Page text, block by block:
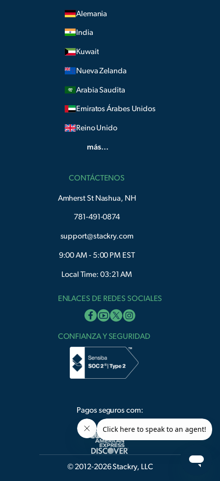
Alemania
India
Kuwait
Nueva Zelanda
Arabia Saudita
Emiratos Árabes Unidos
Reino Unido
más...
CONTÁCTENOS
Amherst St Nashua, NH
781-491-0874
support@stackry.com
9:00 AM - 5:00 PM EST
Local Time: 03:22 AM
ENLACES DE REDES SOCIALES
CONFIANZA Y SEGURIDAD
Pagos seguros com:
© 2012-2026 Stackry, LLC